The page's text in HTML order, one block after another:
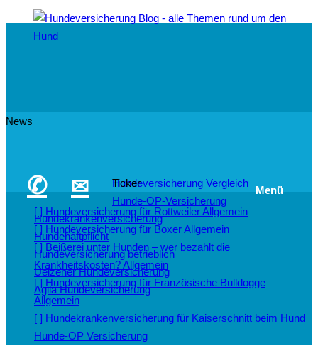
✆ ✉ Menü
Hundeversicherung Vergleich
Hunde-OP-Versicherung
Hundekrankenversicherung
Hundehaftpflicht
Hundeversicherung betrieblich
Uelzener Hundeversicherung
Agila Hundeversicherung
News
Ticker
[ ] Hundeversicherung für RottweilerAllgemein
[ ] Hundeversicherung für BoxerAllgemein
[ ] Beißerei unter Hunden – wer bezahlt die
Krankheitskosten?Allgemein
[ ] Hundeversicherung für Französische Bulldogge
Allgemein
[ ] Hundekrankenversicherung für Kaiserschnitt beim Hund
Hunde-OP Versicherung